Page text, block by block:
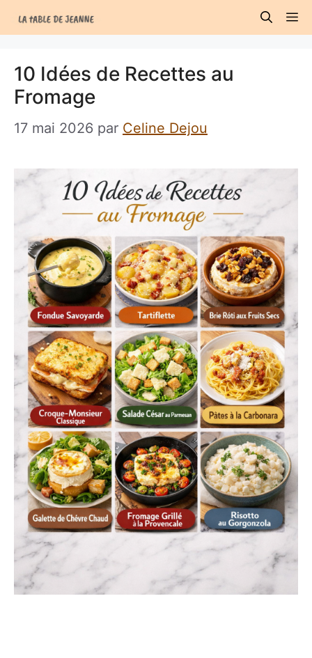
au
10 Idées de Recettes au
Fromage
17 mai 2026 par Celine Dejou